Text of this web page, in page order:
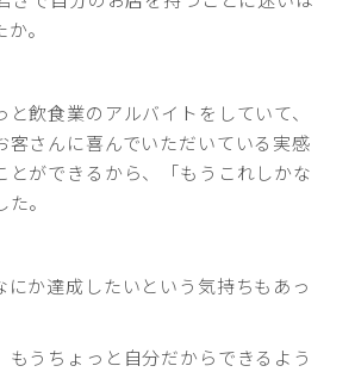
。
飲食業のアルバイトをしていて、
客さんに喜んでいただいている実感
とができるから、「もうこれしかな
。
にか達成したいという気持ちもあっ
もうちょっと自分だからできるよう